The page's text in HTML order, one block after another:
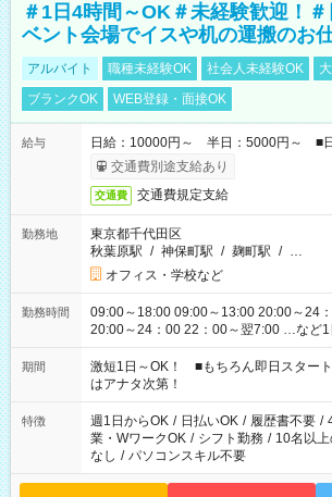
＃1日4時間～OK＃未経験歓迎！
ベント会場でイスや机の運搬のお
アルバイト 職種未経験OK 社会人未経験OK
ブランクOK
WEB登録・面接OK
給与
日給：10000円～ 半日：5000円～ ■日
交通費別途支給あり
交通費 交通費規定支給
勤務地
東京都千代田区
秋葉原駅 / 神保町駅 / 麹町駅 / …
オフィス・学校など
勤務時間
09:00～18:00 09:00～13:00 20:00～24
20:00～24：00 22：00～翌7:00 …など1日4時
シフトもございます！ お気軽にご相談
期間
激短1日～OK！ ■もちろん即日スター
はアナタ次第！
特徴 週1日からOK / 日払いOK / 履歴書不要 /
業・WワークOK / シフト勤務 / 10名以
なし / パソコンスキル不要